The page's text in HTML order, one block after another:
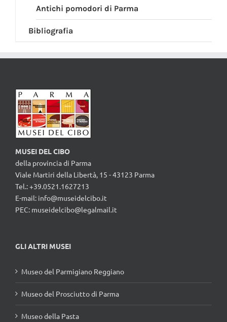
Antichi pomodori di Parma
Bibliografia
MUSEI DEL CIBO
della provincia di Parma
Viale Martiri della Libertà, 15 - 43123 Parma
Tel.: +39.0521.1627213
E-mail: info@museidelcibo.it
PEC: museidelcibo@legalmail.it
GLI ALTRI MUSEI
Museo del Parmigiano Reggiano
Museo del Prosciutto di Parma
Museo della Pasta